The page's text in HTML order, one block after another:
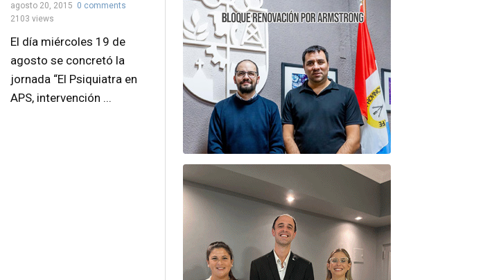
agosto 20, 2015 0 comments
2103 views
El día miércoles 19 de
agosto se concretó la
jornada “El Psiquiatra en
APS, intervención ...